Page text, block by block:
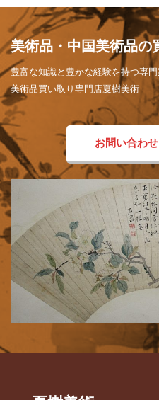
美術品・中国美術品の
豊富な知識と豊かな経験を持つ専門
美術品買い取り専門店夏樹美術
お問い合わ